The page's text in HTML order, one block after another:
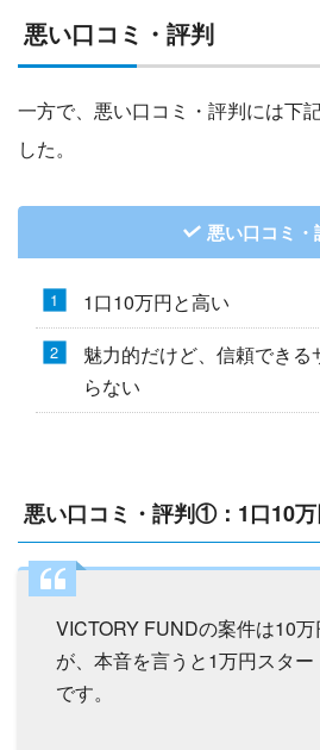
悪い口コミ・評判
一方で、悪い口コミ・評判には下
した。
悪い口コミ・
1口10万円と高い
魅力的だけど、信頼でき
らない
悪い口コミ・評判①：1口10
VICTORY FUNDの案件は10
が、本音を言うと1万円スタ
です。